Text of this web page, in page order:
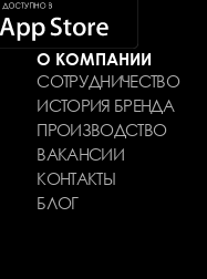
О КОМПАНИИ
СОТРУДНИЧЕСТВО
ИСТОРИЯ БРЕНДА
ПРОИЗВОДСТВО
ВАКАНСИИ
КОНТАКТЫ
БЛОГ